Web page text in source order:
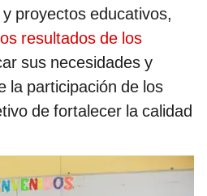
proyectos educativos,
resultados de los
sus necesidades y
la participación de los
de fortalecer la calidad